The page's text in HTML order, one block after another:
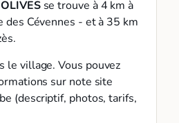
se trouve à 4 km à
Cévennes - et à 35 km
le village. Vous pouvez
sur note site
(descriptif, photos, tarifs,